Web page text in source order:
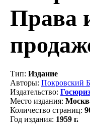
Права
Тип: Издание
Авторы: Покровский
Издательство:
Место издания:
Количество страниц:
Год издания: 1959 г.